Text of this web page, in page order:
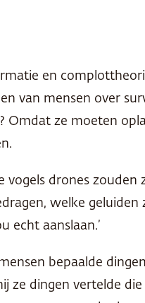
en
van mensen over
Omdat ze moeten
drones zouden
welke
echt aanslaan.’
bepaalde
ze dingen vertelde